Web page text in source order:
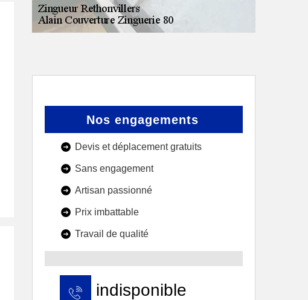
Nos engagements
Devis et déplacement gratuits
Sans engagement
Artisan passionné
Prix imbattable
Travail de qualité
indisponible